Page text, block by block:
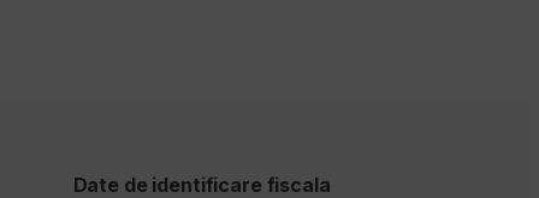
Date de identificare fiscala